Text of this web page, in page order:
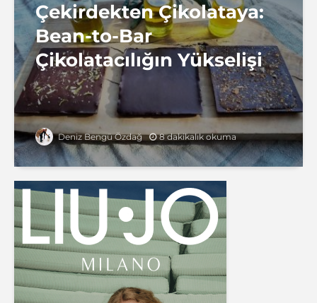
Çekirdekten Çikolataya:
Bean-to-Bar
Çikolatacılığın Yükselişi
Deniz Bengü Özdağ 8 dakikalık okuma